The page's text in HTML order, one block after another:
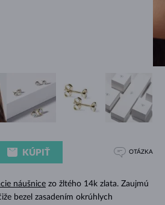
náušnicezo žltého 14k zlata. Zaujmú
bezel zasadením okrúhlych
KÚPIŤ OTÁZKA